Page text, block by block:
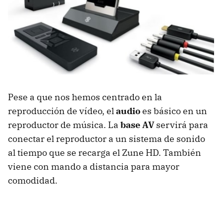
Pese a que nos hemos centrado en la
reproducción de vídeo, elaudioes básico en un
reproductor de música. La base AVservirá para
conectar el reproductor a un sistema de sonido
al tiempo que se recarga el Zune HD. También
viene con mando a distancia para mayor
comodidad.